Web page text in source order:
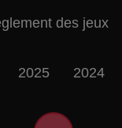
des jeux
2025 2024